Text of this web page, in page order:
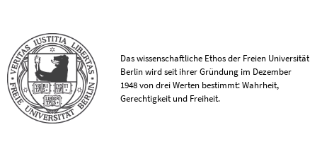
Das wissenschaftliche Ethos der Freien Universität
Berlin wird seit ihrer Gründung im Dezember
1948 von drei Werten bestimmt: Wahrheit,
Gerechtigkeit und Freiheit.